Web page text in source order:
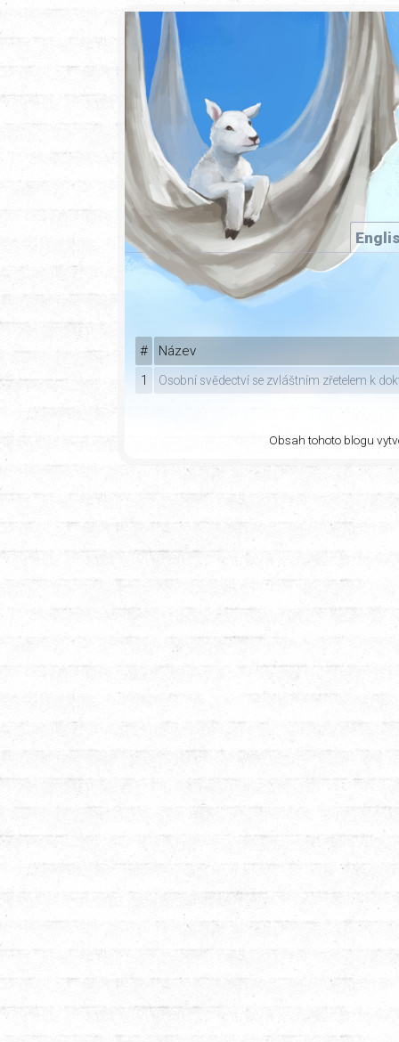
# Název
1 Osobní svědectví se zvláštním zřetelem k
Obsah tohoto blogu